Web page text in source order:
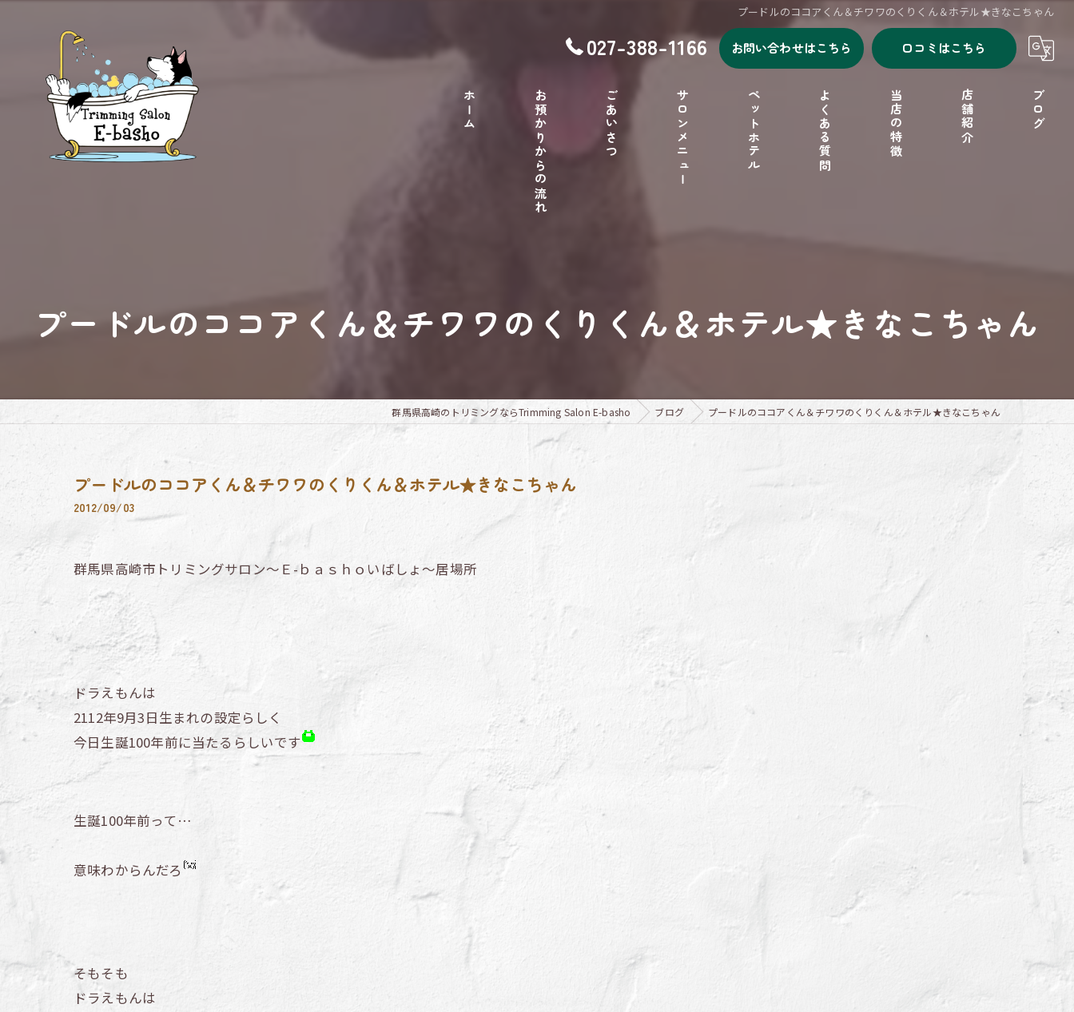
プードルのココアくん＆チワワのくりくん＆ホテル★きなこちゃん
027-388-1166 お問い合わせはこちら 口コミはこちら
ホーム お預かりからの流れ ごあいさつ サロンメニュー ペットホテル よくある質問 当店の特徴
フリーゲージ
店舗紹介 ブログ
プードルのココアくん＆チワワのくりくん＆ホテル★きなこちゃん
群馬県高崎のトリミングならTrimming Salon E-basho ブログ プードルのココアくん＆チワワのくりくん＆ホテル★きなこちゃん
プードルのココアくん＆チワワのくりくん＆ホテル★きなこちゃん
2012/09/03
群馬県高崎市トリミングサロン～Ｅ-ｂａｓｈｏいばしょ～居場所
ドラえもんは
2112年9月3日生まれの設定らしく
今日生誕100年前に当たるらしいです
生誕100年前って…
意味わからんだろ
そもそも
ドラえもんは